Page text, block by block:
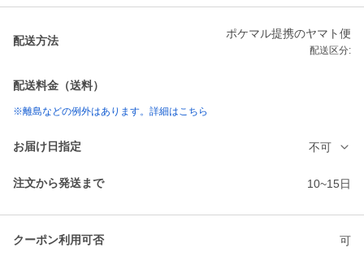
配送方法
ポケマル提携のヤマト便
配送区分:
配送料金（送料）
※離島などの例外はあります。詳細はこちら
お届け日指定 不可
注文から発送まで 10~15日
クーポン利用可否 可